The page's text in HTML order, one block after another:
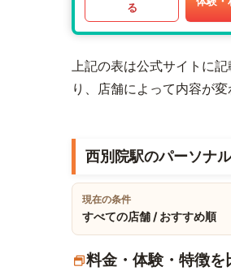
る
上記の表は公式サイトに
り、店舗によって内容が
西別院駅のパーソナ
現在の条件
すべての店舗 / おすすめ順
料金・体験・特徴を